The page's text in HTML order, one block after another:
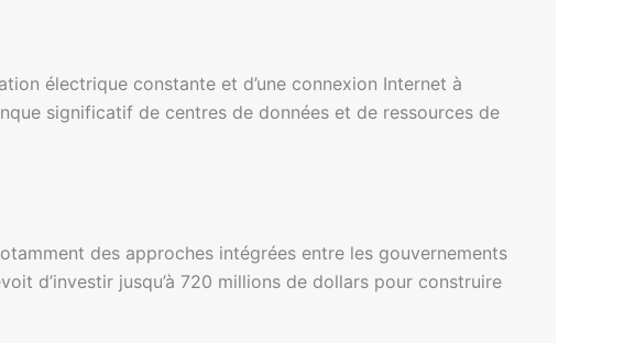
électrique constante et d’une connexion Internet à
significatif de centres de données et de ressources de
des approches intégrées entre les gouvernements
d’investir jusqu’à 720 millions de dollars pour construire